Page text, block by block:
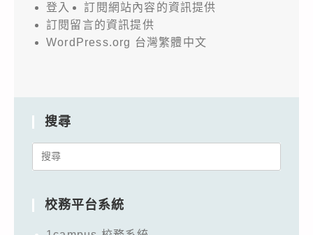
登入
訂閱網站內容的資訊提供
訂閱留言的資訊提供
WordPress.org 台灣繁體中文
搜尋
Search
校務平台系統